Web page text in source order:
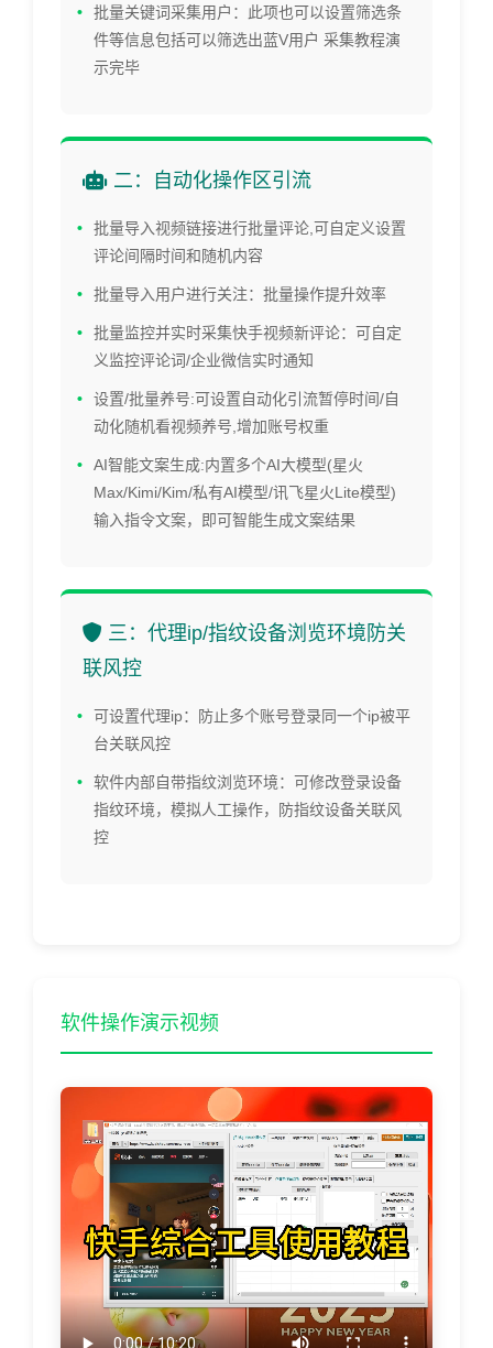
批量关键词采集用户：此项也可以设置筛选条
件等信息包括可以筛选出蓝V用户 采集教程演
示完毕
二：自动化操作区引流
批量导入视频链接进行批量评论,可自定义设置
评论间隔时间和随机内容
批量导入用户进行关注：批量操作提升效率
批量监控并实时采集快手视频新评论：可自定
义监控评论词/企业微信实时通知
设置/批量养号:可设置自动化引流暂停时间/自
动化随机看视频养号,增加账号权重
AI智能文案生成:内置多个AI大模型(星火
Max/Kimi/Kim/私有AI模型/讯飞星火Lite模型)
输入指令文案，即可智能生成文案结果
三：代理ip/指纹设备浏览环境防关
联风控
可设置代理ip：防止多个账号登录同一个ip被平
台关联风控
软件内部自带指纹浏览环境：可修改登录设备
指纹环境，模拟人工操作，防指纹设备关联风
控
软件操作演示视频